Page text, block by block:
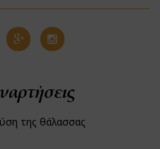
της θάλασσας